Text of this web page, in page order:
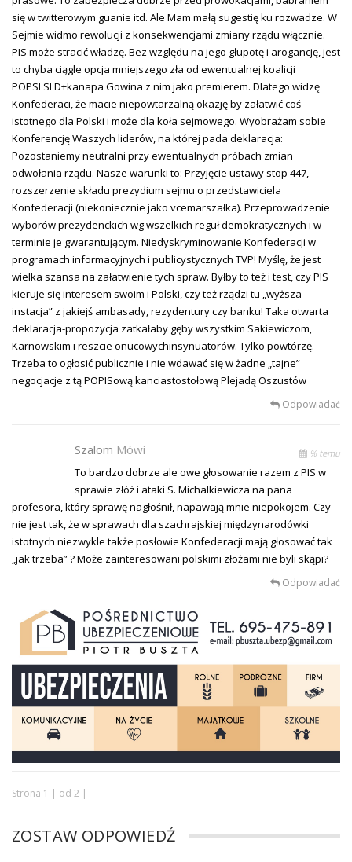
się w twitterowym guanie itd. Ale Mam małą sugestię ku rozwadze. W
Sejmie widmo rewolucji z konsekwencjami zmiany rządu włącznie.
PIS może stracić władzę. Bez względu na jego głupotę i arogancję, jest
to chyba ciągle opcja mniejszego zła od ewentualnej koalicji
POPSLSLD+kanapa Gowina z nim jako premierem. Dlatego widzę
Konfederaci, że macie niepowtarzalną okazję by załatwić coś
istotnego dla Polski i może dla koła sejmowego. Wyobrażam sobie
Konferencję Waszych liderów, na której pada deklaracja:
Pozostaniemy neutralni przy ewentualnych próbach zmian
odwołania rządu. Nasze warunki to: Przyjęcie ustawy stop 447,
rozszerzenie składu prezydium sejmu o przedstawiciela
Konfederacji (niekoniecznie jako vcemarszałka). Przeprowadzenie
wyborów prezydenckich wg wszelkich reguł demokratycznych i w
terminie je gwarantującym. Niedyskryminowanie Konfederacji w
programach informacyjnych i publicystycznych TVP! Myślę, że jest
wielka szansa na załatwienie tych spraw. Byłby to też i test, czy PIS
kieruje się interesem swoim i Polski, czy też rządzi tu „wyższa
instacja” z jakiejś ambasady, rezydentury czy banku! Taka otwarta
deklaracja-propozycja zatkałaby gęby wszystkim Sakiewiczom,
Karnowskim i reszcie onucowychinsynuatorów. Tylko powtórzę.
Trzeba to ogłosić publicznie i nie wdawać się w żadne „tajne”
negocjacje z tą POPISową kanciastostołową Plejadą Oszustów
Odpowiadać
Szalom Mówi % temu
To bardzo dobrze ale owe głosowanie razem z PIS w
sprawie złóż i ataki S. Michalkiewicza na pana
profesora, który sprawę nagłośnił, napawają mnie niepokojem. Czy
nie jest tak, że w sprawach dla szachrajskiej międzynarodówki
istotnych niezwykle także posłowie Konfederacji mają głosować tak
„jak trzeba” ? Może zainteresowani polskimi złożami nie byli skąpi?
Odpowiadać
Strona 1 | od 2 |
ZOSTAW ODPOWIEDŹ